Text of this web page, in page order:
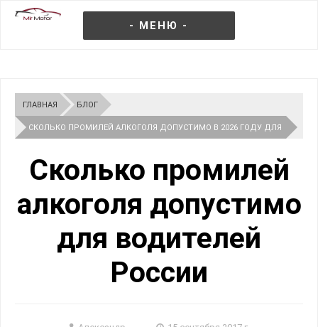
- МЕНЮ -
ГЛАВНАЯ БЛОГ
СКОЛЬКО ПРОМИЛЕЙ АЛКОГОЛЯ ДОПУСТИМО В 2026 ГОДУ ДЛЯ
Сколько промилей
алкоголя допустимо
для водителей
России